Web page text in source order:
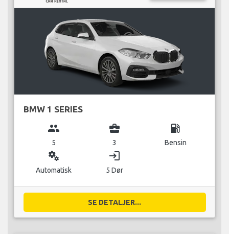
BMW 1 SERIES
group
5
business_center
3
local_gas_station
Bensin
miscellaneous_services
Automatisk
login
5 Dør
SE DETALJER...